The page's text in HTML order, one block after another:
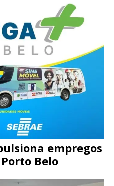
empregos
Belo